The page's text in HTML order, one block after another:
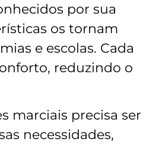
por sua
os tornam
e escolas. Cada
reduzindo o
marciais precisa ser
necessidades,